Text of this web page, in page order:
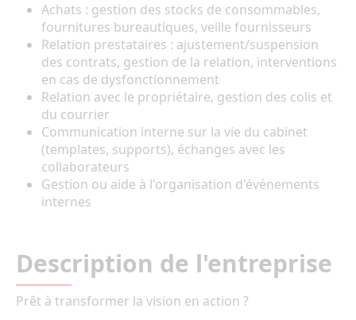
Achats : gestion des stocks de consommables,
fournitures bureautiques, veille fournisseurs
Relation prestataires : ajustement/suspension
des contrats, gestion de la relation, interventions
en cas de dysfonctionnement
Relation avec le propriétaire, gestion des colis et
du courrier
Communication interne sur la vie du cabinet
(templates, supports), échanges avec les
collaborateurs
Gestion ou aide à l'organisation d'événements
internes
Description de l'entreprise
Prêt à transformer la vision en action ?